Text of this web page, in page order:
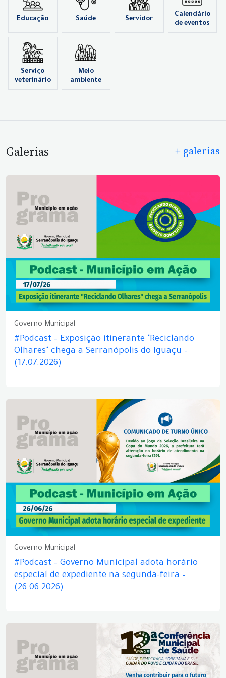
Educação Saúde Servidor
Calendário
de eventos
Serviço
veterinário
Meio
ambiente
Galerias + galerias
Governo Municipal
#Podcast – Exposição itinerante "Reciclando
Olhares" chega a Serranópolis do Iguaçu –
(17.07.2026)
Governo Municipal
#Podcast – Governo Municipal adota horário
especial de expediente na segunda-feira –
(26.06.2026)